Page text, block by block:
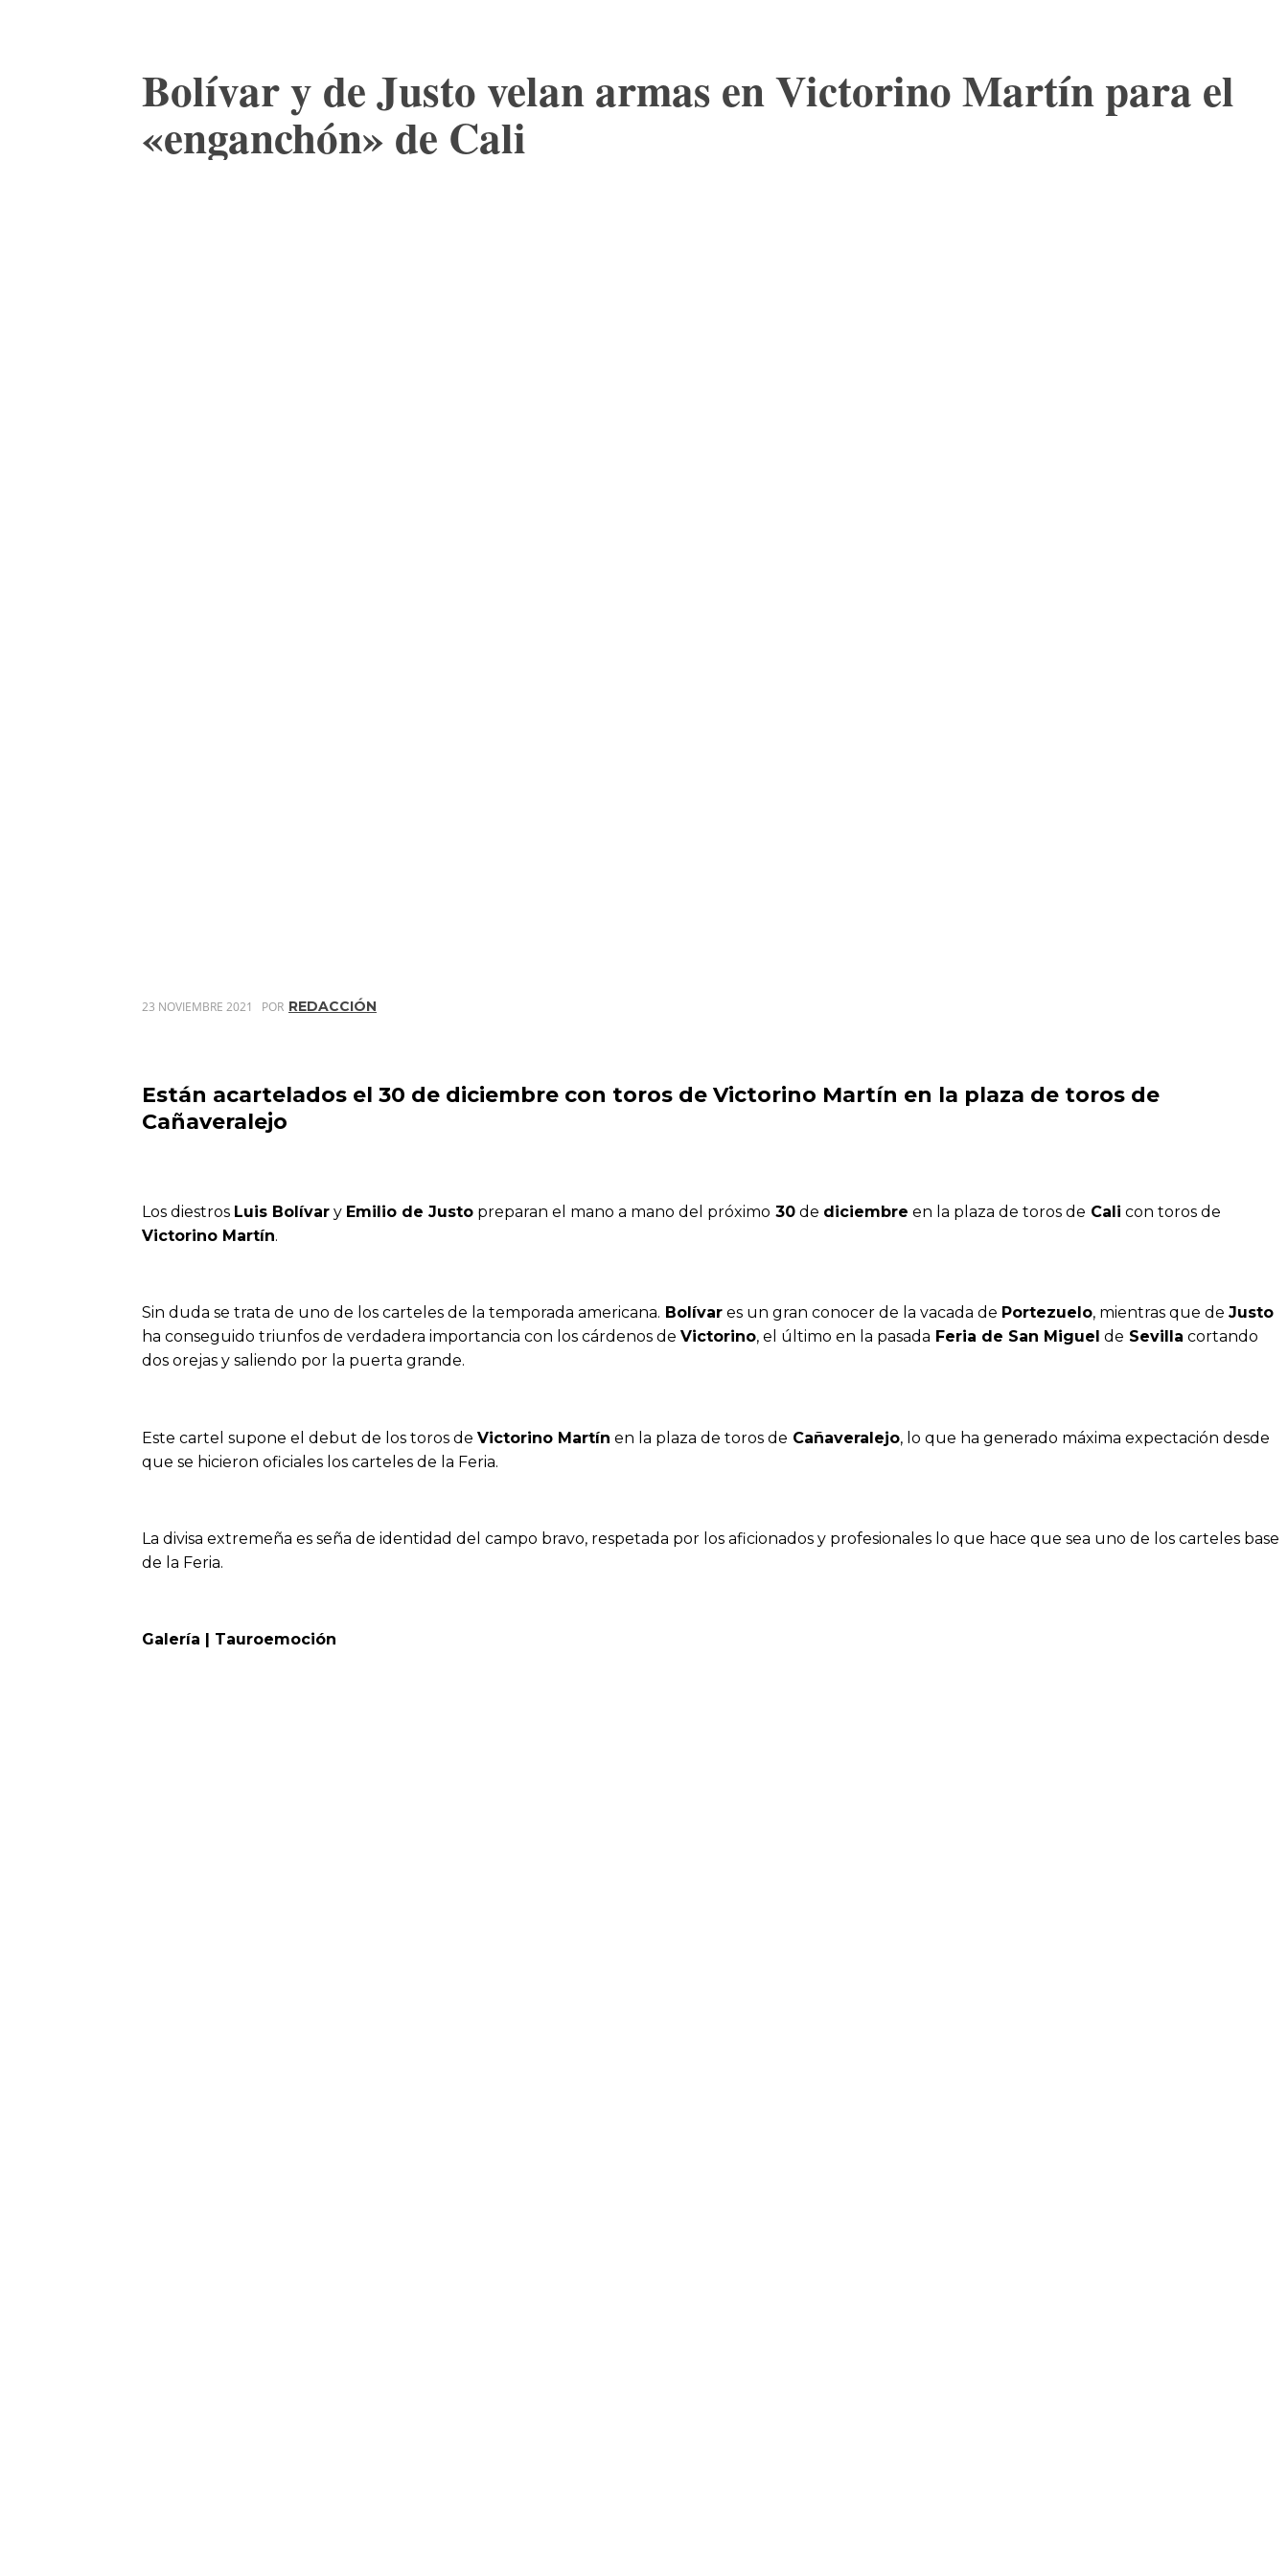
Bolívar y de Justo velan armas en Victorino Martín para el
«enganchón» de Cali
23 NOVIEMBRE 2021 POR REDACCIÓN
Están acartelados el 30 de diciembre con toros de Victorino Martín en la plaza de toros de
Cañaveralejo
Los diestros Luis Bolívar y Emilio de Justo preparan el mano a mano del próximo 30 de diciembre en la plaza de toros de Cali con toros de
Victorino Martín.
Sin duda se trata de uno de los carteles de la temporada americana. Bolívar es un gran conocer de la vacada de Portezuelo, mientras que de Justo
ha conseguido triunfos de verdadera importancia con los cárdenos de Victorino, el último en la pasada Feria de San Miguel de Sevilla cortando
dos orejas y saliendo por la puerta grande.
Este cartel supone el debut de los toros de Victorino Martín en la plaza de toros de Cañaveralejo, lo que ha generado máxima expectación desde
que se hicieron oficiales los carteles de la Feria.
La divisa extremeña es seña de identidad del campo bravo, respetada por los aficionados y profesionales lo que hace que sea uno de los carteles base
de la Feria.
Galería | Tauroemoción